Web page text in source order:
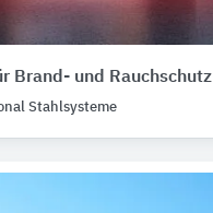
Brand- und Rauchschutz
Stahlsysteme